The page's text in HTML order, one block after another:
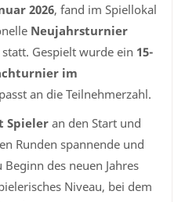
2026, fand im Spiellokal
Neujahrsturnier
Gespielt wurde ein 15-
im
an die Teilnehmerzahl.
Spieleran den Start und
Runden spannende und
des neuen Jahres
Niveau, bei dem